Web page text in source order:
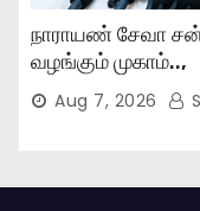
நாராயண் சேவா
வழங்கும் முகாம்..,
Aug 7, 2026